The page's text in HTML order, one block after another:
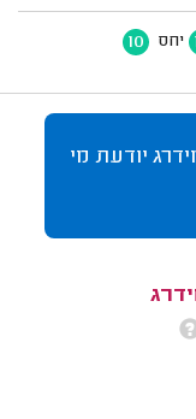
יחס 10
יודעת מי